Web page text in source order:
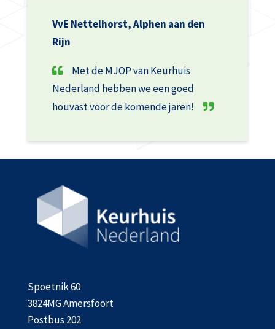
VvE Nettelhorst, Alphen aan den
Rijn
Met de MJOP van Keurhuis
Nederland hebben we een goed
houvast voor de komende jaren!
Spoetnik 60
3824MG Amersfoort
Postbus 202